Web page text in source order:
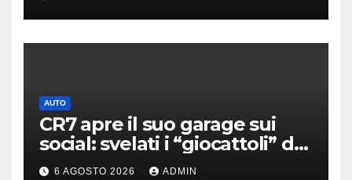
AUTO
CR7 apre il suo garage sui
social: svelati i “giocattoli” da
oltre 40 milioni
6 AGOSTO 2026 ADMIN